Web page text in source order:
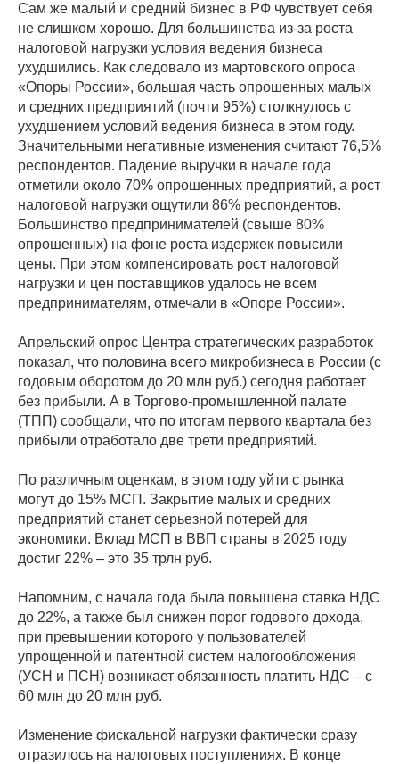
Сам же малый и средний бизнес в РФ чувствует себя
не слишком хорошо. Для большинства из-за роста
налоговой нагрузки условия ведения бизнеса
ухудшились. Как следовало из мартовского опроса
«Опоры России», большая часть опрошенных малых
и средних предприятий (почти 95%) столкнулось с
ухудшением условий ведения бизнеса в этом году.
Значительными негативные изменения считают 76,5%
респондентов. Падение выручки в начале года
отметили около 70% опрошенных предприятий, а рост
налоговой нагрузки ощутили 86% респондентов.
Большинство предпринимателей (свыше 80%
опрошенных) на фоне роста издержек повысили
цены. При этом компенсировать рост налоговой
нагрузки и цен поставщиков удалось не всем
предпринимателям, отмечали в «Опоре России».
Апрельский опрос Центра стратегических разработок
показал, что половина всего микробизнеса в России (с
годовым оборотом до 20 млн руб.) сегодня работает
без прибыли. А в Торгово-промышленной палате
(ТПП) сообщали, что по итогам первого квартала без
прибыли отработало две трети предприятий.
По различным оценкам, в этом году уйти с рынка
могут до 15% МСП. Закрытие малых и средних
предприятий станет серьезной потерей для
экономики. Вклад МСП в ВВП страны в 2025 году
достиг 22% – это 35 трлн руб.
Напомним, с начала года была повышена ставка НДС
до 22%, а также был снижен порог годового дохода,
при превышении которого у пользователей
упрощенной и патентной систем налогообложения
(УСН и ПСН) возникает обязанность платить НДС – с
60 млн до 20 млн руб.
Изменение фискальной нагрузки фактически сразу
отразилось на налоговых поступлениях. В конце